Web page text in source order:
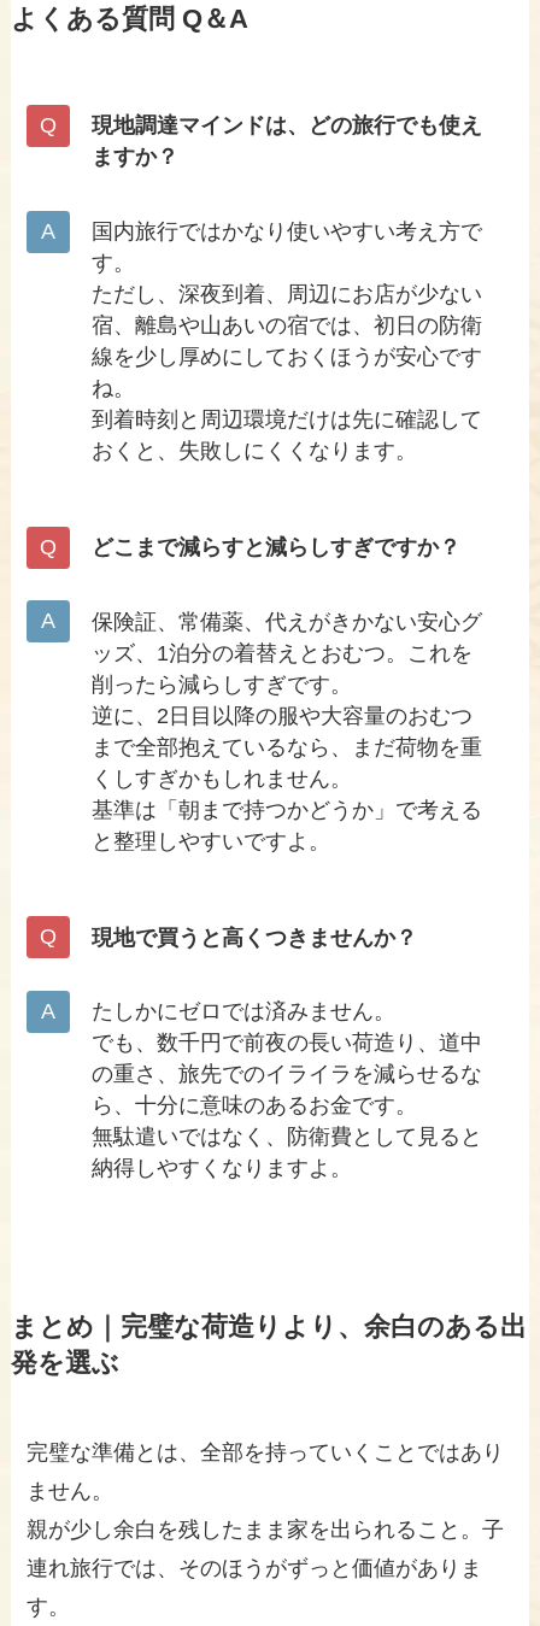
よくある質問 Q＆A
現地調達マインドは、どの旅行でも使え
ますか？
国内旅行ではかなり使いやすい考え方で
す。
ただし、深夜到着、周辺にお店が少ない
宿、離島や山あいの宿では、初日の防衛
線を少し厚めにしておくほうが安心です
ね。
到着時刻と周辺環境だけは先に確認して
おくと、失敗しにくくなります。
どこまで減らすと減らしすぎですか？
保険証、常備薬、代えがきかない安心グ
ッズ、1泊分の着替えとおむつ。これを
削ったら減らしすぎです。
逆に、2日目以降の服や大容量のおむつ
まで全部抱えているなら、まだ荷物を重
くしすぎかもしれません。
基準は「朝まで持つかどうか」で考える
と整理しやすいですよ。
現地で買うと高くつきませんか？
たしかにゼロでは済みません。
でも、数千円で前夜の長い荷造り、道中
の重さ、旅先でのイライラを減らせるな
ら、十分に意味のあるお金です。
無駄遣いではなく、防衛費として見ると
納得しやすくなりますよ。
まとめ｜完璧な荷造りより、余白のある出
発を選ぶ
完璧な準備とは、全部を持っていくことではあり
ません。
親が少し余白を残したまま家を出られること。子
連れ旅行では、そのほうがずっと価値がありま
す。